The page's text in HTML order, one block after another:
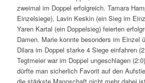
zweimal im Doppel erfolgreich. Tamara
Einzelsiege), Lavin Keskin (ein Sieg im
Yaren Kartal (ein Doppelsieg) feierten
Damen. Marie konnte besonders im Einzel
Dilara im Doppel starke 4 Siege einfahren
Tegtmeier war im Doppel ungeschlagen
dürfte man sicherlich Favorit auf den